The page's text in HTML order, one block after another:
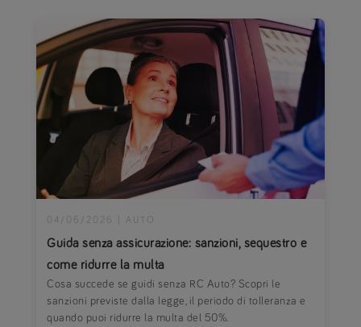
Guida senza assicurazione: sanzioni, sequestro e
come ridurre la multa
04/06/2026 AUTO
Cosa succede se guidi senza RC Auto? Scopri le
sanzioni previste dalla legge, il periodo di tolleranza e
quando puoi ridurre la multa del 50%.